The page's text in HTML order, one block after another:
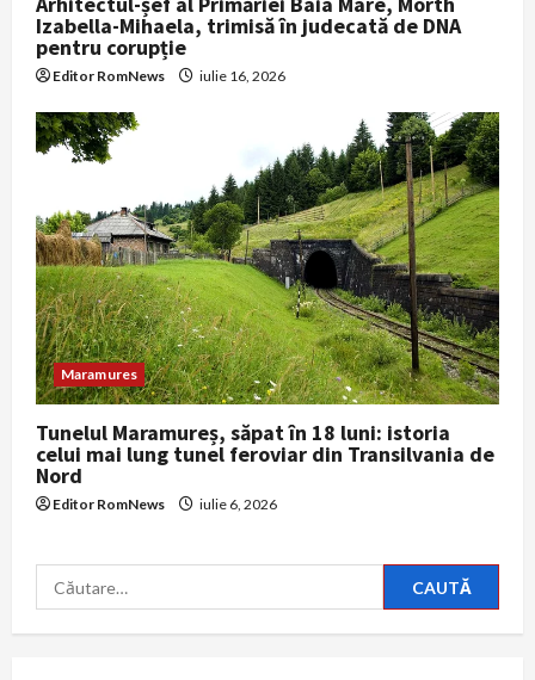
Izabella-Mihaela, trimisă în judecată de DNA
pentru corupție
Editor RomNews iulie 16, 2026
Maramures
Tunelul Maramureș, săpat în 18 luni: istoria
celui mai lung tunel feroviar din Transilvania de
Nord
Editor RomNews iulie 6, 2026
Caută
după: